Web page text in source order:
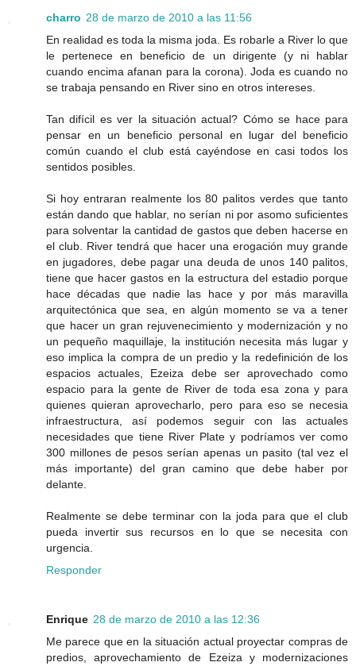
charro 28 de marzo de 2010 a las 11:56
En realidad es toda la misma joda. Es robarle a River lo que
le pertenece en beneficio de un dirigente (y ni hablar
cuando encima afanan para la corona). Joda es cuando no
se trabaja pensando en River sino en otros intereses.
Tan difícil es ver la situación actual? Cómo se hace para
pensar en un beneficio personal en lugar del beneficio
común cuando el club está cayéndose en casi todos los
sentidos posibles.
Si hoy entraran realmente los 80 palitos verdes que tanto
están dando que hablar, no serían ni por asomo suficientes
para solventar la cantidad de gastos que deben hacerse en
el club. River tendrá que hacer una erogación muy grande
en jugadores, debe pagar una deuda de unos 140 palitos,
tiene que hacer gastos en la estructura del estadio porque
hace décadas que nadie las hace y por más maravilla
arquitectónica que sea, en algún momento se va a tener
que hacer un gran rejuvenecimiento y modernización y no
un pequeño maquillaje, la institución necesita más lugar y
eso implica la compra de un predio y la redefinición de los
espacios actuales, Ezeiza debe ser aprovechado como
espacio para la gente de River de toda esa zona y para
quienes quieran aprovecharlo, pero para eso se necesia
infraestructura, así podemos seguir con las actuales
necesidades que tiene River Plate y podríamos ver como
300 millones de pesos serían apenas un pasito (tal vez el
más importante) del gran camino que debe haber por
delante.
Realmente se debe terminar con la joda para que el club
pueda invertir sus recursos en lo que se necesita con
urgencia.
Responder
Enrique 28 de marzo de 2010 a las 12:36
Me parece que en la situación actual proyectar compras de
predios, aprovechamiento de Ezeiza y modernizaciones